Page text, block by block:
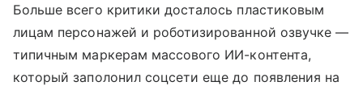
Больше всего критики досталось пластиковым
лицам персонажей и роботизированной озвучке —
типичным маркерам массового ИИ-контента,
который заполонил соцсети еще до появления на